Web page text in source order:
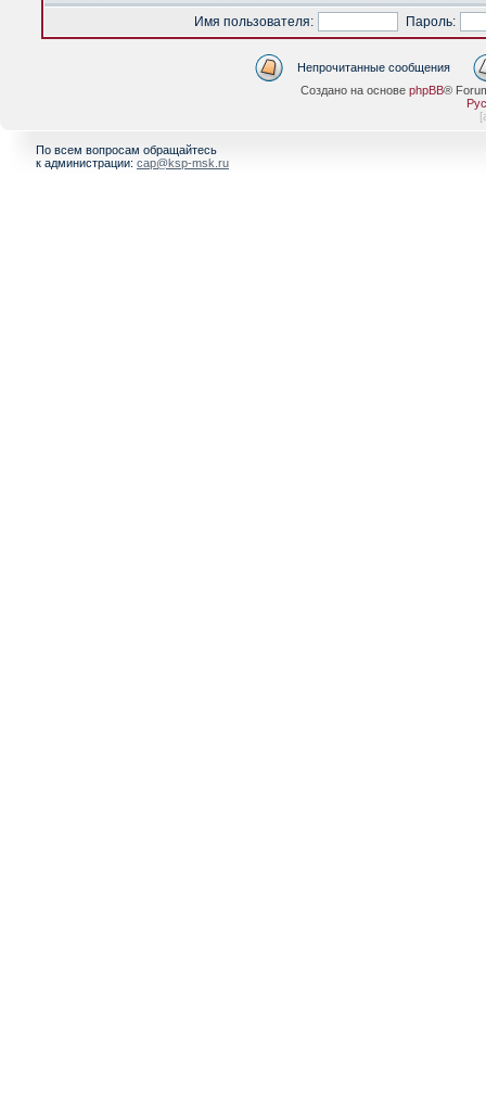
Имя пользователя:
Пароль:
Непрочитанные сообщения
Создано на основе phpBB®
[
По всем вопросам обращайтесь
к администрации: cap@ksp-msk.ru